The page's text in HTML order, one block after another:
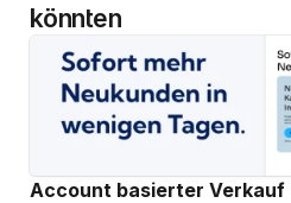
könnten
Account basierter Verkauf